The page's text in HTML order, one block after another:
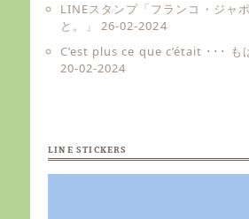
LINEスタンプ「フランコ・ジャ
と。」
26-02-2024
C’est plus ce que c’était ･･･ も
20-02-2024
LINE STICKERS